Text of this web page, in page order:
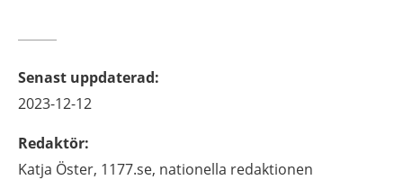
Senast uppdaterad:
2023-12-12
Redaktör:
Katja Öster, 1177.se, nationella redaktionen